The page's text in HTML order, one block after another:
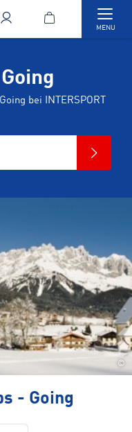
MENU
bei INTERSPORT
©
- Going